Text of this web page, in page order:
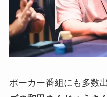
ポーカー番組にも多数